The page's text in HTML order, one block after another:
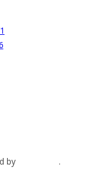
by
.